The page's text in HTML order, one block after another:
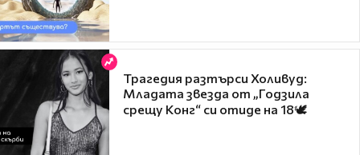
Трагедия разтърси Холивуд:
Младата звезда от „Годзила
срещу Конг“ си отиде на 18🕊️